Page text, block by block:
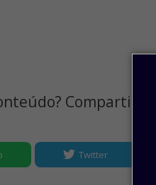
Compartilhe:
Twitter